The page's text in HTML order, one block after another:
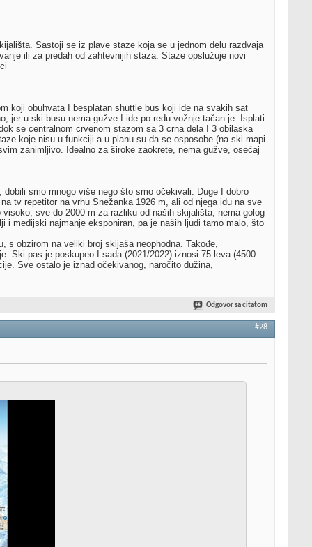
Sastoji se iz plave staze koja se u jednom delu razdvaja
ili za predah od zahtevnijih staza. Staze opslužuje novi
koji obuhvata I besplatan shuttle bus koji ide na svakih sat
jer u ski busu nema gužve I ide po redu vožnje-tačan je. Isplati
se centralnom crvenom stazom sa 3 crna dela I 3 obilaska
koje nisu u funkciji a u planu su da se osposobe (na ski mapi
zanimljivo. Idealno za široke zaokrete, nema gužve, osećaj
smo mnogo više nego što smo očekivali. Duge I dobro
tv repetitor na vrhu Snežanka 1926 m, ali od njega idu na sve
sve do 2000 m za razliku od naših skijališta, nema golog
medijski najmanje eksponiran, pa je naših ljudi tamo malo, što
s obzirom na veliki broj skijaša neophodna. Takođe,
Ski pas je poskupeo I sada (2021/2022) iznosi 75 leva (4500
Sve ostalo je iznad očekivanog, naročito dužina,
Odgovor sa citatom
#28